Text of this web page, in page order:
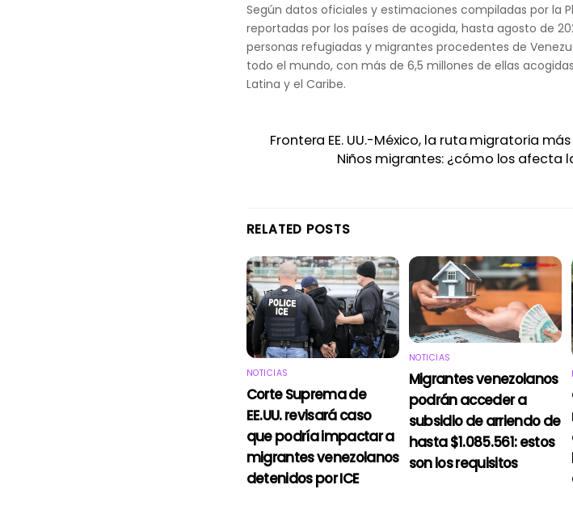
Según datos oficiales y estimaciones compiladas por la
reportadas por los países de acogida, hasta agosto de
personas refugiadas y migrantes procedentes de
todo el mundo, con más de 6,5 millones de ellas
Latina y el Caribe.
Frontera EE. UU.-México, la ruta migratoria
Niños migrantes: ¿cómo los afecta
RELATED POSTS
NOTICIAS
Corte Suprema de
EE.UU. revisará caso
que podría impactar a
migrantes venezolanos
detenidos por ICE
NOTICIAS
Migrantes venezolanos
podrán acceder a
subsidio de arriendo de
hasta $1.085.561: estos
son los requisitos